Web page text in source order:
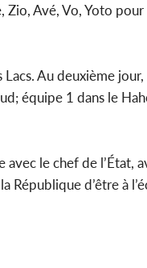
Zio, Avé, Vo, Yoto
Au deuxième jour,
équipe 1 dans le
avec le chef de l’État,
République d’être à